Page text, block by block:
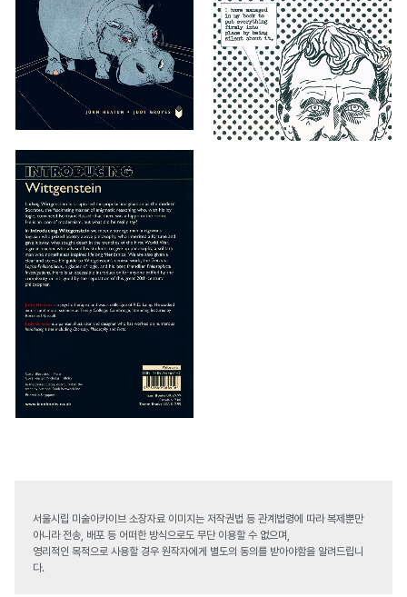
서울시립 미술아카이브 소장자료 이미지는 저작권법 등 관계법령에 따라 복제뿐만
아니라 전송, 배포 등 어떠한 방식으로도 무단 이용할 수 없으며,
영리적인 목적으로 사용할 경우 원작자에게 별도의 동의를 받아야함을 알려드립니
다.